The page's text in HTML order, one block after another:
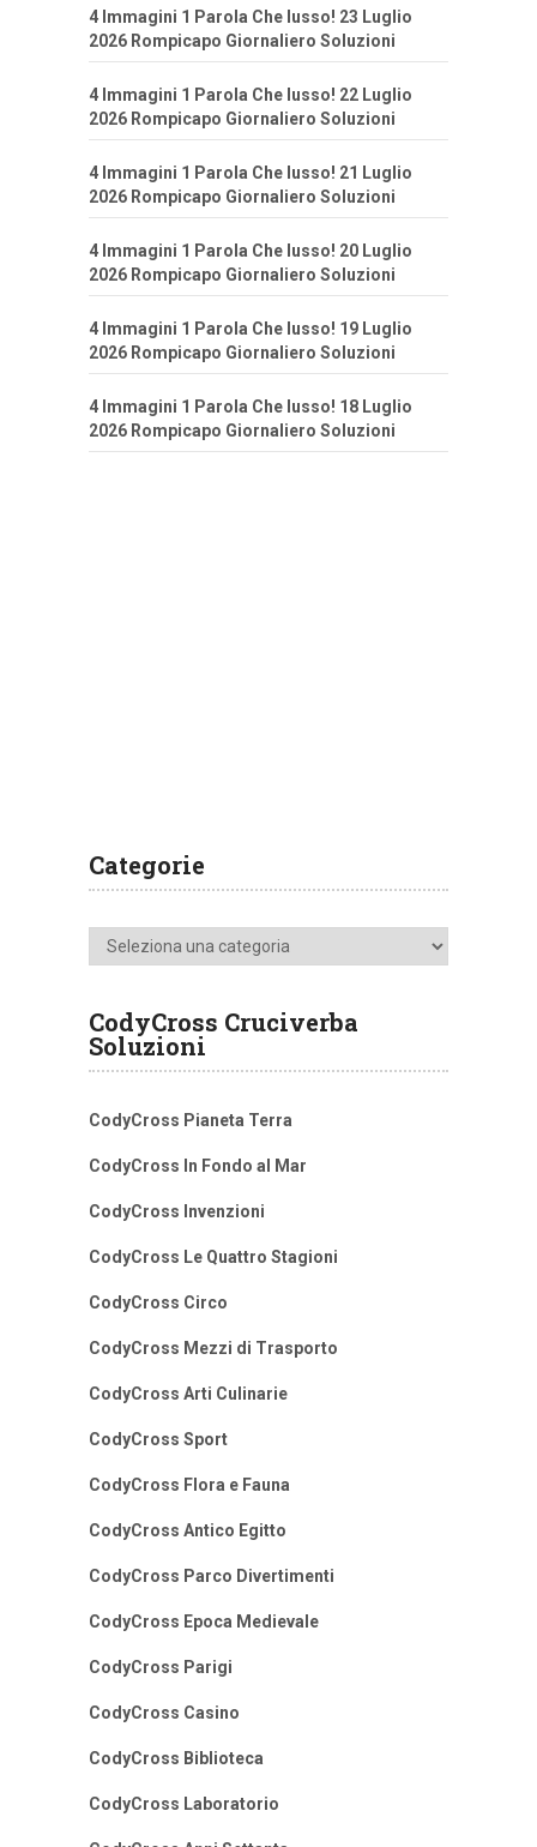
4 Immagini 1 Parola Che lusso! 23 Luglio
2026 Rompicapo Giornaliero Soluzioni
4 Immagini 1 Parola Che lusso! 22 Luglio
2026 Rompicapo Giornaliero Soluzioni
4 Immagini 1 Parola Che lusso! 21 Luglio
2026 Rompicapo Giornaliero Soluzioni
4 Immagini 1 Parola Che lusso! 20 Luglio
2026 Rompicapo Giornaliero Soluzioni
4 Immagini 1 Parola Che lusso! 19 Luglio
2026 Rompicapo Giornaliero Soluzioni
4 Immagini 1 Parola Che lusso! 18 Luglio
2026 Rompicapo Giornaliero Soluzioni
Categorie
Categorie
CodyCross Cruciverba
Soluzioni
CodyCross Pianeta Terra
CodyCross In Fondo al Mar
CodyCross Invenzioni
CodyCross Le Quattro Stagioni
CodyCross Circo
CodyCross Mezzi di Trasporto
CodyCross Arti Culinarie
CodyCross Sport
CodyCross Flora e Fauna
CodyCross Antico Egitto
CodyCross Parco Divertimenti
CodyCross Epoca Medievale
CodyCross Parigi
CodyCross Casino
CodyCross Biblioteca
CodyCross Laboratorio